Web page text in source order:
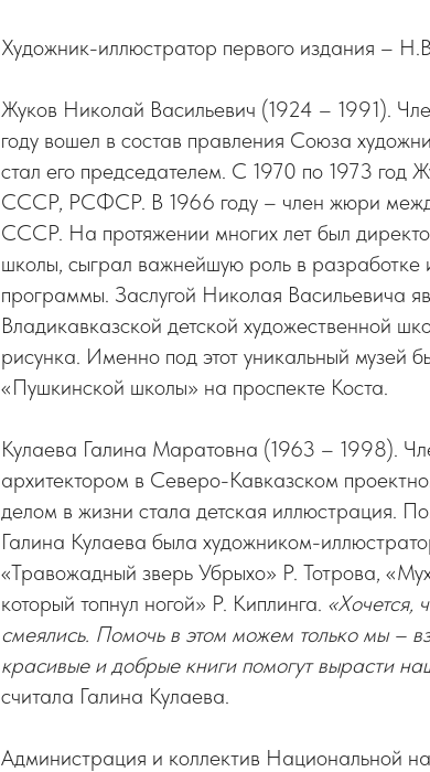
Художник-иллюстратор первого издания –
Жуков Николай Васильевич (1924 – 1991).
году вошел в состав правления Союза
стал его председателем. С 1970 по 1973 год
СССР, РСФСР. В 1966 году – член жюри
СССР. На протяжении многих лет был
школы, сыграл важнейшую роль в разработке
программы. Заслугой Николая Васильевича
Владикавказской детской художественной
рисунка. Именно под этот уникальный музей
«Пушкинской школы» на проспекте Коста.
Кулаева Галина Маратовна (1963 – 1998).
архитектором в Северо-Кавказском
делом в жизни стала детская иллюстрация.
Галина Кулаева была художником-
«Травожадный зверь Убрыхо» Р. Тотрова,
который топнул ногой» Р. Киплинга. «Хочется,
смеялись. Помочь в этом можем только мы –
красивые и добрые книги помогут вырасти
считала Галина Кулаева.
Администрация и коллектив Национальной